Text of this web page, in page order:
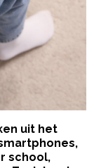
uit het
school,